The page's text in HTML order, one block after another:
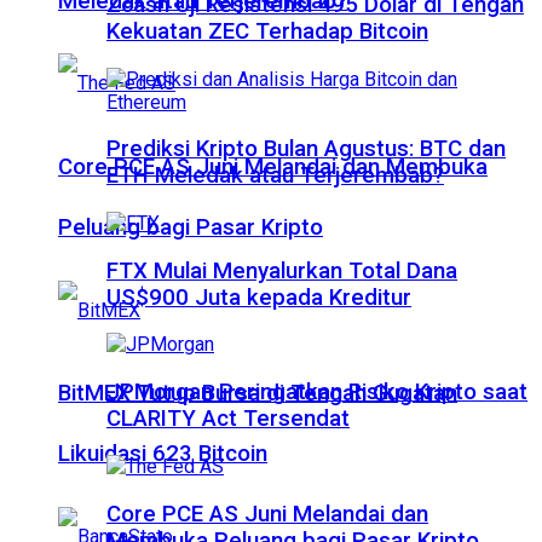
Core PCE AS Juni Melandai dan Membuka
Peluang bagi Pasar Kripto
BitMEX Tutup Bursa di Tengah Gugatan
Likuidasi 623 Bitcoin
Kekuatan ZEC Terhadap Bitcoin
Prediksi Kripto Bulan Agustus: BTC dan
ETH Meledak atau Terjerembab?
FTX Mulai Menyalurkan Total Dana
US$900 Juta kepada Kreditur
JPMorgan Peringatkan Risiko Kripto saat
CLARITY Act Tersendat
Core PCE AS Juni Melandai dan